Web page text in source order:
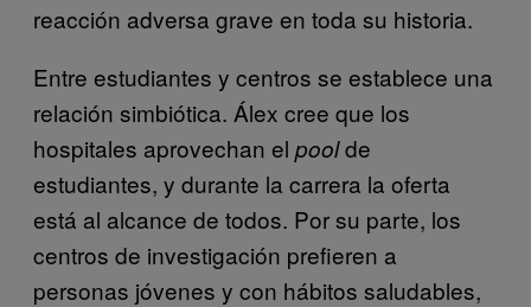
reacción adversa grave en toda su historia.
Entre estudiantes y centros se establece una
relación simbiótica. Álex cree que los
hospitales aprovechan el poolde
estudiantes, y durante la carrera la oferta
está al alcance de todos. Por su parte, los
centros de investigación prefieren a
personas jóvenes y con hábitos saludables,